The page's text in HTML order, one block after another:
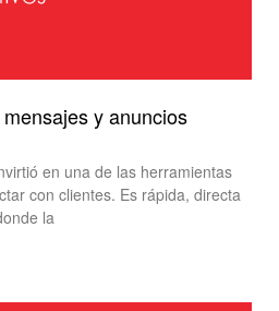
y anuncios
en una de las herramientas
con clientes. Es rápida, directa
la